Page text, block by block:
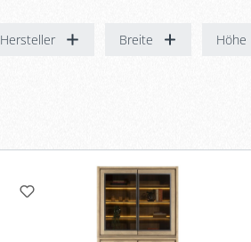
Hersteller Breite Höhe